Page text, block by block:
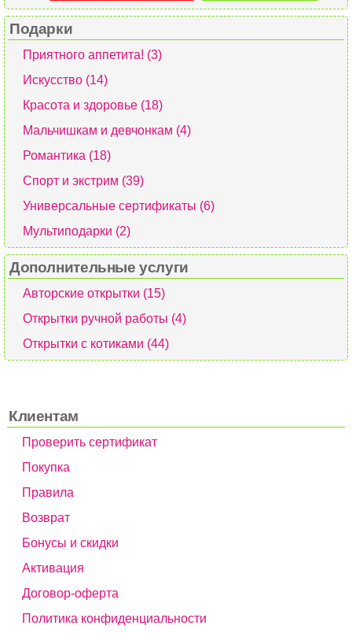
Подарки
Приятного аппетита! (3)
Искусство (14)
Красота и здоровье (18)
Мальчишкам и девчонкам (4)
Романтика (18)
Спорт и экстрим (39)
Универсальные сертификаты (6)
Мультиподарки (2)
Дополнительные услуги
Авторские открытки (15)
Открытки ручной работы (4)
Открытки с котиками (44)
Клиентам
Проверить сертификат
Покупка
Правила
Возврат
Бонусы и скидки
Активация
Договор-оферта
Политика конфиденциальности